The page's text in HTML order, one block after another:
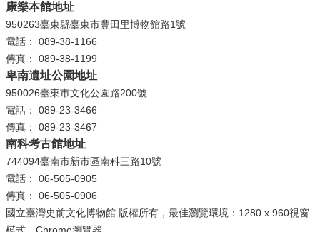
認
識
我
們
便
民
服
務
性
別
平
康樂本館地址
950263臺東縣臺東市豐田里博物館路1號
電話： 089-38-1166
傳真： 089-38-1199
卑南遺址公園地址
950026臺東市文化公園路200號
電話： 089-23-3466
傳真： 089-23-3467
南科考古館地址
744094臺南市新市區南科三路10號
電話： 06-505-0905
傳真： 06-505-0906
國立臺灣史前文化博物館 版權所有，最佳瀏覽環境：1280 x 960視窗